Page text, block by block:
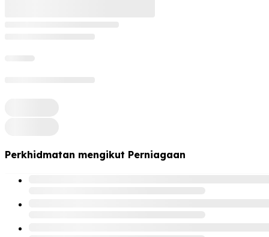
Perkhidmatan mengikut Perniagaan